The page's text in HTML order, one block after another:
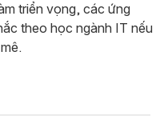
triển vọng, các ứng
theo học ngành IT nếu